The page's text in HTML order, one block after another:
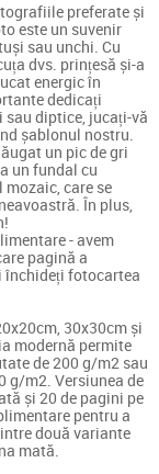
preferate și
este un suvenir
sau unchi. Cu
dvs. prințesă și-a
energic în
dedicați
diptice, jucați-vă
șablonul nostru.
un pic de gri
un fundal cu
care se
În plus,
- avem
pagină a
închideți fotocartea
30x30cm și
modernă permite
de 200 g/m2 sau
g/m2. Versiunea de
și 20 de pagini pe
pentru a
două variante
mată.